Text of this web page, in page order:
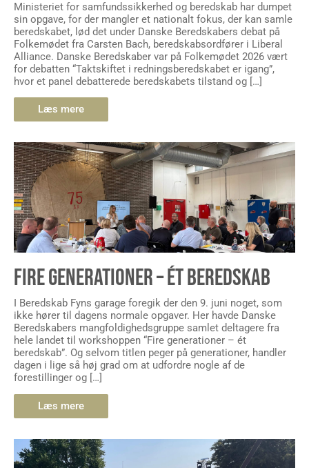
Ministeriet for samfundssikkerhed og beredskab har dumpet
sin opgave, for der mangler et nationalt fokus, der kan samle
beredskabet, lød det under Danske Beredskabers debat på
Folkemødet fra Carsten Bach, beredskabsordfører i Liberal
Alliance. Danske Beredskaber var på Folkemødet 2026 vært
for debatten “Taktskiftet i redningsberedskabet er igang”,
hvor et panel debatterede beredskabets tilstand og […]
Læs mere
FIRE GENERATIONER – ÉT BEREDSKAB
I Beredskab Fyns garage foregik der den 9. juni noget, som
ikke hører til dagens normale opgaver. Her havde Danske
Beredskabers mangfoldighedsgruppe samlet deltagere fra
hele landet til workshoppen “Fire generationer – ét
beredskab”. Og selvom titlen peger på generationer, handler
dagen i lige så høj grad om at udfordre nogle af de
forestillinger og […]
Læs mere